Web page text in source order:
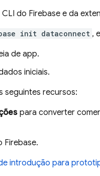
do Firebase e da
init dataconnect ,
de app.
iniciais.
seguintes recursos:
para converter
Firebase.
introdução para